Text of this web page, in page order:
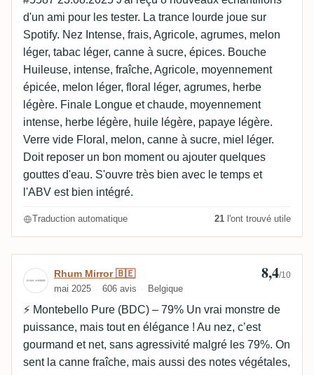
d'un ami pour les tester. La trance lourde joue sur
Spotify. Nez Intense, frais, Agricole, agrumes, melon
léger, tabac léger, canne à sucre, épices. Bouche
Huileuse, intense, fraîche, Agricole, moyennement
épicée, melon léger, floral léger, agrumes, herbe
légère. Finale Longue et chaude, moyennement
intense, herbe légère, huile légère, papaye légère.
Verre vide Floral, melon, canne à sucre, miel léger.
Doit reposer un bon moment ou ajouter quelques
gouttes d'eau. S'ouvre très bien avec le temps et
l'ABV est bien intégré.
Traduction automatique 21 l'ont trouvé utile
Avis de Rhum Mirror 🇧🇪
Rhum Mirror 🇧🇪
mai 2025 606 avis Belgique
8,4/10
⚡ Montebello Pure (BDC) – 79% Un vrai monstre de
puissance, mais tout en élégance ! Au nez, c’est
gourmand et net, sans agressivité malgré les 79%. On
sent la canne fraîche, mais aussi des notes végétales,